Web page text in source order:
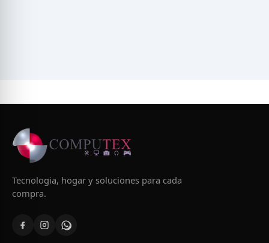
Tecnologia, hogar y soluciones para cada
compra.